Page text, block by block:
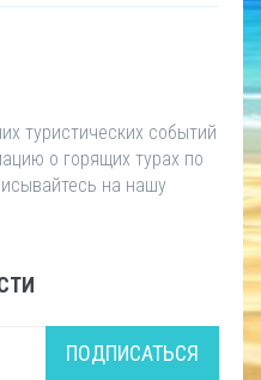
туристических событий
о горящих турах по
на нашу
ПОДПИСАТЬСЯ